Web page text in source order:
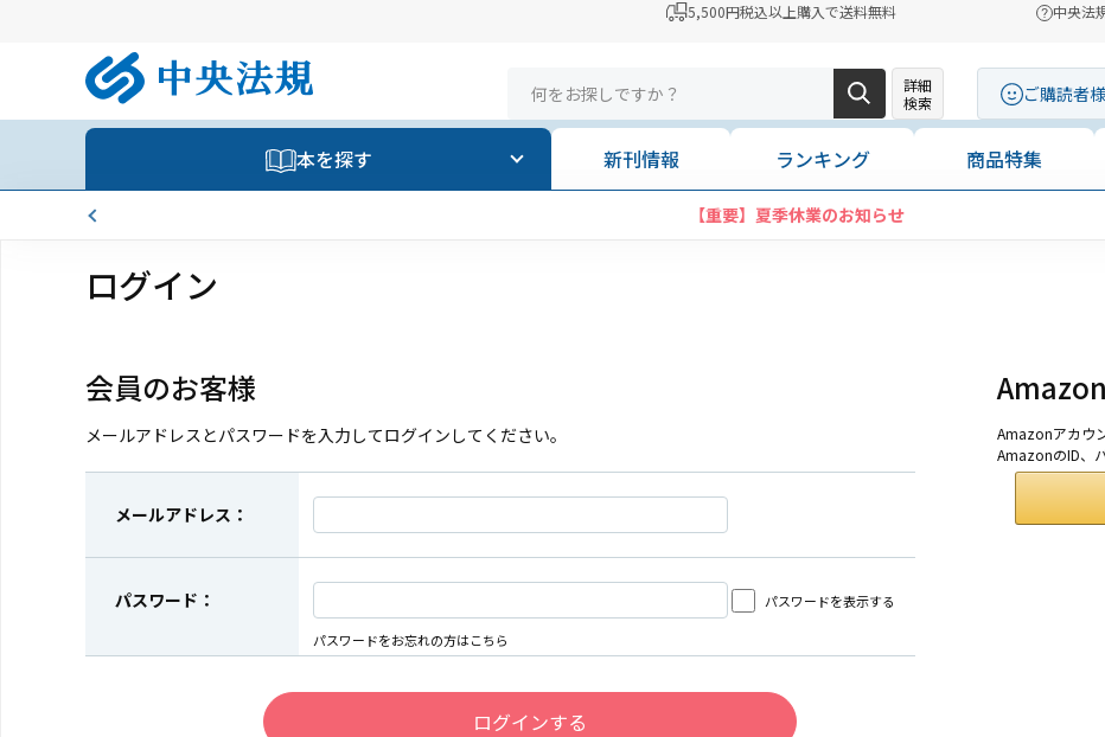
5,500円税込以上購入で送料無料 中央法
詳細
検索
ご購読者
本を探す 新刊情報 ランキング 商品特集
【重要】夏季休業のお知らせ
ログイン
会員のお客様
メールアドレスとパスワードを入力してログインしてください。
メールアドレス：
パスワード： パスワードを表示する
パスワードをお忘れの方はこちら
Amazonアカウ
AmazonのID、